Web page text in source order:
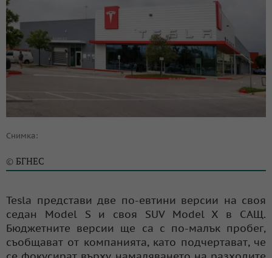
Снимка:
© БГНЕС
Tesla представи две по-евтини версии на своя
седан Model S и своя SUV Model X в САЩ.
Бюджетните версии ще са с по-малък пробег,
съобщават от компанията, като подчертават, че